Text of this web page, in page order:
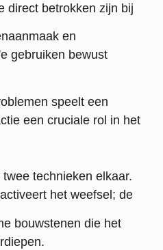
direct betrokken zijn bij
en
gebruiken bewust
speelt een
een cruciale rol in het
technieken elkaar.
het weefsel; de
bouwstenen die het